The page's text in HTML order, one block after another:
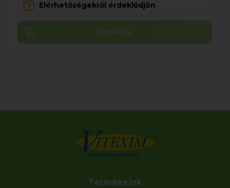
Elérhetőségekről érdeklődjön
Kosárba
Termékeink